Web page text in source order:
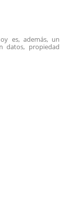
es, además, un
datos, propiedad